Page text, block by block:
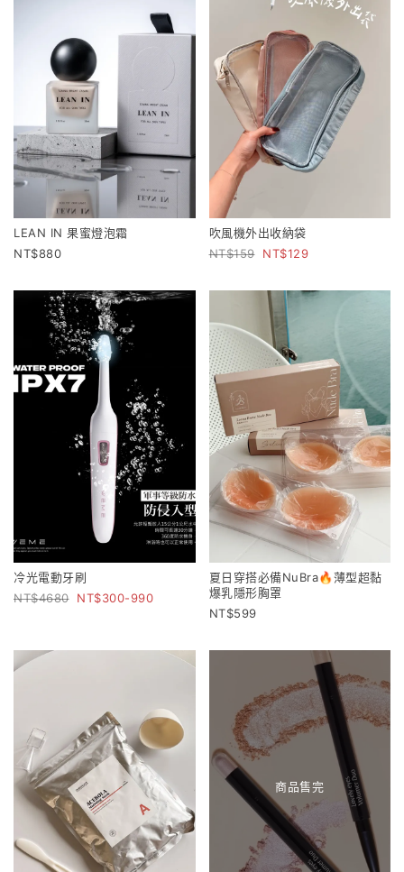
LEAN IN 果蜜燈泡霜
880
吹風機外出收納袋
159
129
冷光電動牙刷
4680
300-990
夏日穿搭必備NuBra🔥薄型超黏
爆乳隱形胸罩
599
商品售完